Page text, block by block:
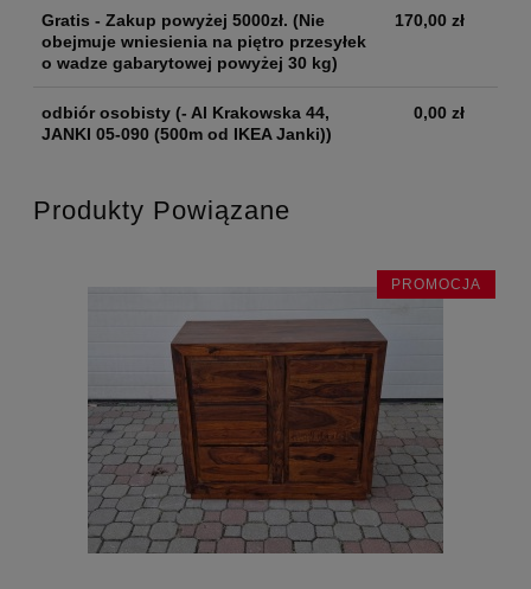
Gratis - Zakup powyżej 5000zł. (Nie
obejmuje wniesienia na piętro przesyłek
o wadze gabarytowej powyżej 30 kg)
170,00 zł
odbiór osobisty (- Al Krakowska 44,
JANKI 05-090 (500m od IKEA Janki))
0,00 zł
Produkty Powiązane
PROMOCJA